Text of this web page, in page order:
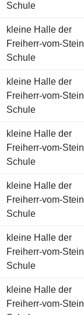
Schule
kleine Halle der
Freiherr-vom-Stein
Schule
kleine Halle der
Freiherr-vom-Stein
Schule
kleine Halle der
Freiherr-vom-Stein
Schule
kleine Halle der
Freiherr-vom-Stein
Schule
kleine Halle der
Freiherr-vom-Stein
Schule
kleine Halle der
Freiherr-vom-Stein